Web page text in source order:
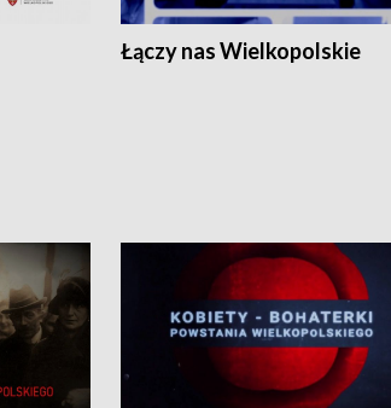
Łączy nas Wielkopolskie